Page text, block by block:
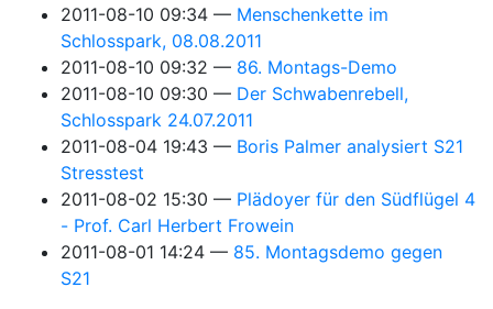
2011-08-10 09:34
Menschenkette im
Schlosspark, 08.08.2011
2011-08-10 09:32
86. Montags-Demo
2011-08-10 09:30
Der Schwabenrebell,
Schlosspark 24.07.2011
2011-08-04 19:43
Boris Palmer analysiert S21
Stresstest
2011-08-02 15:30
Plädoyer für den Südflügel 4
- Prof. Carl Herbert Frowein
2011-08-01 14:24
85. Montagsdemo gegen
S21